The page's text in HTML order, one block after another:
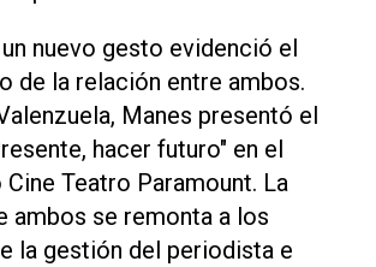
nuevo gesto evidenció el
de la relación entre ambos.
Manes presentó el
hacer futuro" en el
Teatro Paramount. La
ambos se remonta a los
la gestión del periodista e